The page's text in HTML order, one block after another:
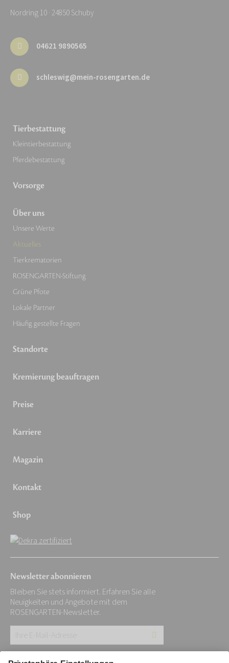
Nordring 10 · 24850 Schuby
04621 9890565
schleswig@mein-rosengarten.de
Tierbestattung
Kleintierbestattung
Pferdebestattung
Vorsorge
Über uns
Unsere Werte
Aktuelles
Tierkrematorien
ROSENGARTEN-Stiftung
Grüne Pfote
Lokale Partner
Häufig gestellte Fragen
Standorte
Kremierung beauftragen
Preise
Karriere
Magazin
Kontakt
Shop
Newsletter abonnieren
Bleiben Sie stets informiert. Erfahren Sie alle
Neuigkeiten und Angebote mit dem
ROSENGARTEN-Newsletter.
E-